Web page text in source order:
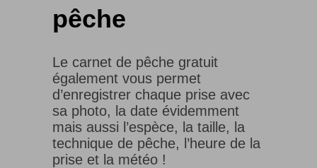
pêche
Le carnet de pêche gratuit
également vous permet
d’enregistrer chaque prise avec
sa photo, la date évidemment
mais aussi l’espèce, la taille, la
technique de pêche, l’heure de la
prise et la météo !